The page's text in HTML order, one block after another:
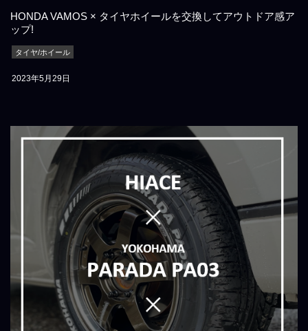
HONDA VAMOS × タイヤホイールを交換してアウトドア感ア
ップ!
タイヤ/ホイール
2023年5月29日